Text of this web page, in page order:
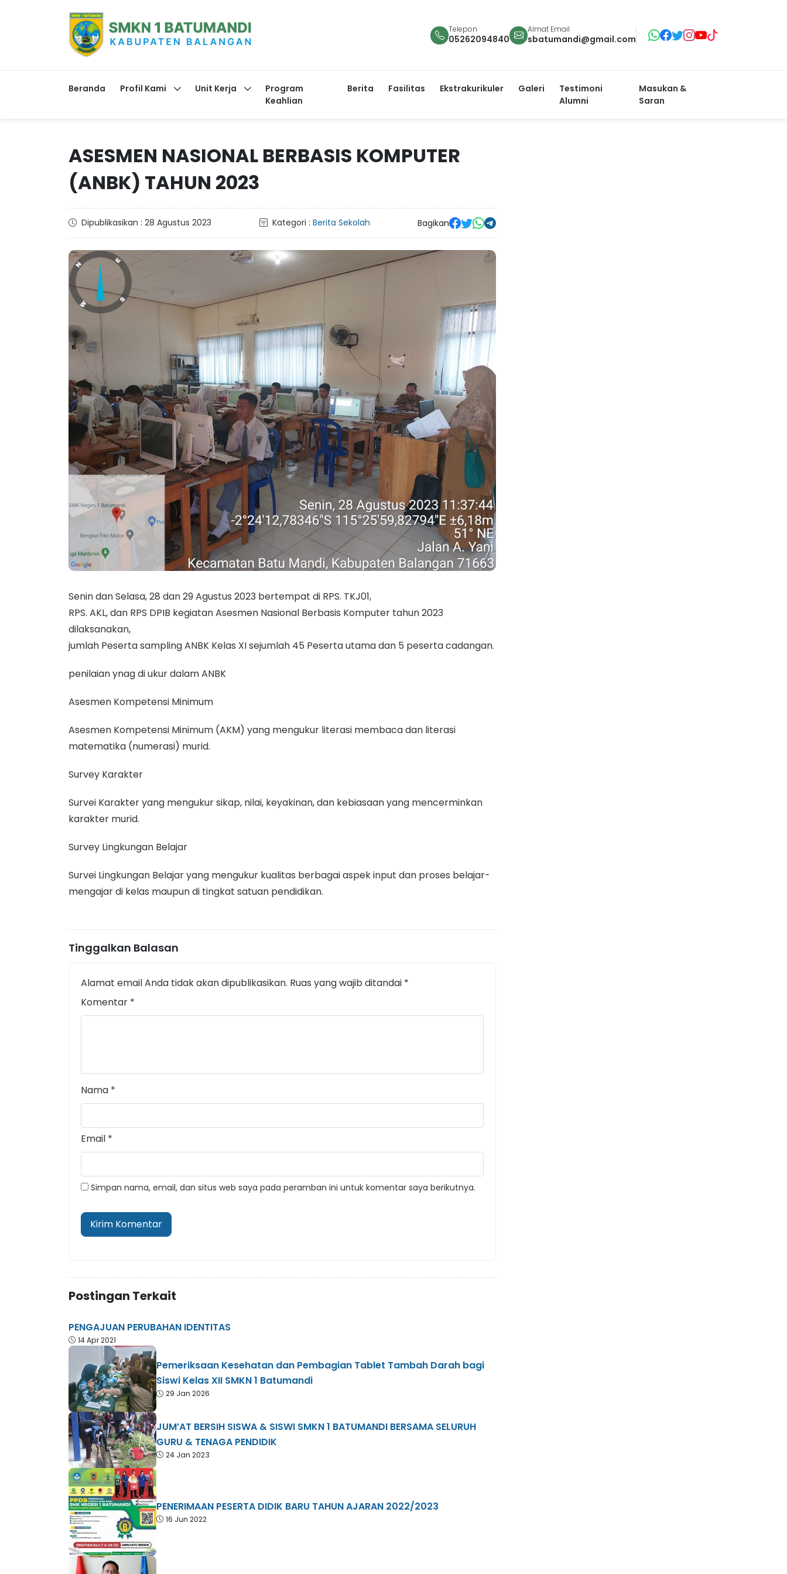
Telepon
05262094840
Almat Email
sbatumandi@gmail.com
Beranda Profil Kami Unit Kerja
Program
Keahlian
Berita Fasilitas Ekstrakurikuler Galeri
Testimoni
Alumni
Masukan &
Saran
ASESMEN NASIONAL BERBASIS KOMPUTER
(ANBK) TAHUN 2023
Dipublikasikan : 28 Agustus 2023 Kategori : Berita Sekolah Bagikan
Senin dan Selasa, 28 dan 29 Agustus 2023 bertempat di RPS. TKJ01,
RPS. AKL, dan RPS DPIB kegiatan Asesmen Nasional Berbasis Komputer tahun 2023
dilaksanakan,
jumlah Peserta sampling ANBK Kelas XI sejumlah 45 Peserta utama dan 5 peserta cadangan.
penilaian ynag di ukur dalam ANBK
Asesmen Kompetensi Minimum
Asesmen Kompetensi Minimum (AKM) yang mengukur literasi membaca dan literasi
matematika (numerasi) murid.
Survey Karakter
Survei Karakter yang mengukur sikap, nilai, keyakinan, dan kebiasaan yang mencerminkan
karakter murid.
Survey Lingkungan Belajar
Survei Lingkungan Belajar yang mengukur kualitas berbagai aspek input dan proses belajar-
mengajar di kelas maupun di tingkat satuan pendidikan.
Tinggalkan Balasan
Alamat email Anda tidak akan dipublikasikan. Ruas yang wajib ditandai *
Komentar *
Nama *
Email *
Simpan nama, email, dan situs web saya pada peramban ini untuk komentar saya berikutnya.
Postingan Terkait
PENGAJUAN PERUBAHAN IDENTITAS
14 Apr 2021
Pemeriksaan Kesehatan dan Pembagian Tablet Tambah Darah bagi
Siswi Kelas XII SMKN 1 Batumandi
29 Jan 2026
JUM’AT BERSIH SISWA & SISWI SMKN 1 BATUMANDI BERSAMA SELURUH
GURU & TENAGA PENDIDIK
24 Jan 2023
PENERIMAAN PESERTA DIDIK BARU TAHUN AJARAN 2022/2023
16 Jun 2022